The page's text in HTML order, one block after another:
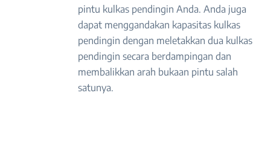
pintu kulkas pendingin Anda. Anda juga
dapat menggandakan kapasitas kulkas
pendingin dengan meletakkan dua kulkas
pendingin secara berdampingan dan
membalikkan arah bukaan pintu salah
satunya.